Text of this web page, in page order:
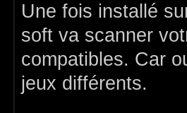
Une fois installé
soft va scanner
compatibles. Car
jeux différents.